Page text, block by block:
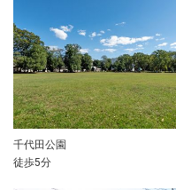
千代田公園
徒歩5分